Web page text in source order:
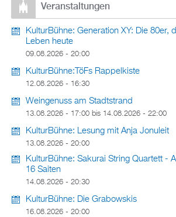
Veranstaltungen
KulturBühne: Generation XY: Die 80er,
Leben heute
09.08.2026 - 20:00
KulturBühne:TöFs Rappelkiste
12.08.2026 - 16:30
Weingenuss am Stadtstrand
13.08.2026 - 17:00 bis 14.08.2026 - 22:00
KulturBühne: Lesung mit Anja Jonuleit
13.08.2026 - 20:00
KulturBühne: Sakurai String Quartett -
16 Saiten
14.08.2026 - 20:30
KulturBühne: Die Grabowskis
16.08.2026 - 20:00